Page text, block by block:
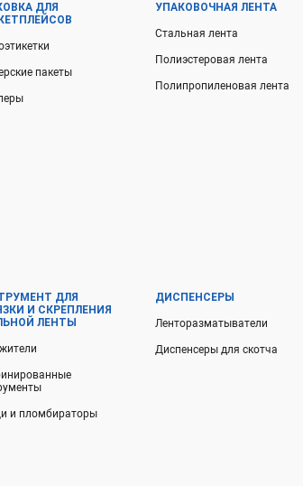
ДЛЯ
пакеты
УПАКОВОЧНАЯ ЛЕНТА
Стальная лента
Полиэстеровая лента
Полипропиленовая лента
ДЛЯ
И СКРЕПЛЕНИЯ
ЛЕНТЫ
и пломбираторы
ДИСПЕНСЕРЫ
Ленторазматыватели
Диспенсеры для скотча